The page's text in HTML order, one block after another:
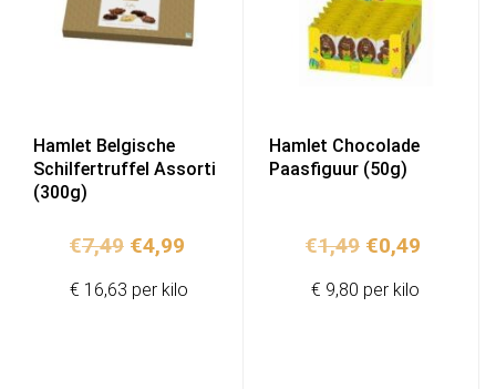
Hamlet Belgische
Schilfertruffel Assorti
(300g)
€7,49 Oorspronkelijke
was:
€4,99Huidige
is:
€ 16,63 per kilo
Hamlet Chocolade
Paasfiguur (50g)
€1,49
was:
€0,49
€ 9,80 per kilo